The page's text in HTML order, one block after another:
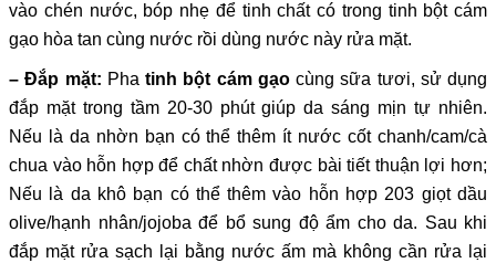
vào chén nước, bóp nhẹ để tinh chất có trong tinh bột cám
gạo hòa tan cùng nước rồi dùng nước này rửa mặt.
– Đắp mặt: Pha tinh bột cám gạocùng sữa tươi, sử dụng
đắp mặt trong tầm 20-30 phút giúp da sáng mịn tự nhiên.
Nếu là da nhờn bạn có thể thêm ít nước cốt chanh/cam/cà
chua vào hỗn hợp để chất nhờn được bài tiết thuận lợi hơn;
Nếu là da khô bạn có thể thêm vào hỗn hợp 203 giọt dầu
olive/hạnh nhân/jojoba để bổ sung độ ẩm cho da. Sau khi
đắp mặt rửa sạch lại bằng nước ấm mà không cần rửa lại